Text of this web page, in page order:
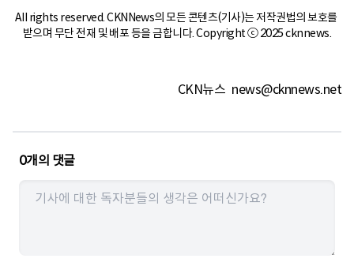
All rights reserved. CKNNews의 모든 콘텐츠(기사)는 저작권법의 보호를
받으며 무단 전재 및 배포 등을 금합니다. Copyright ⓒ 2025 cknnews.
CKN뉴스 news@cknnews.net
0개의 댓글